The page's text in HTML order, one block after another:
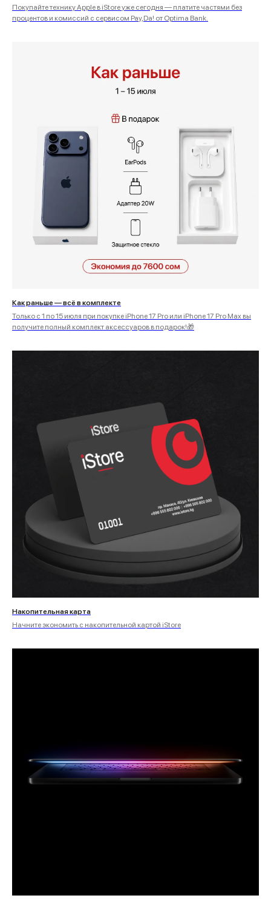
Покупайте технику Apple в iStore уже сегодня — платите частями без
процентов и комиссий с сервисом Pay,Da! от Optima Bank.
Как раньше — всё в комплекте
Только с 1 по 15 июля при покупке iPhone 17 Pro или iPhone 17 Pro Max вы
получите полный комплект аксессуаров в подарок!🎁
Накопительная карта
Начните экономить с накопительной картой iStore